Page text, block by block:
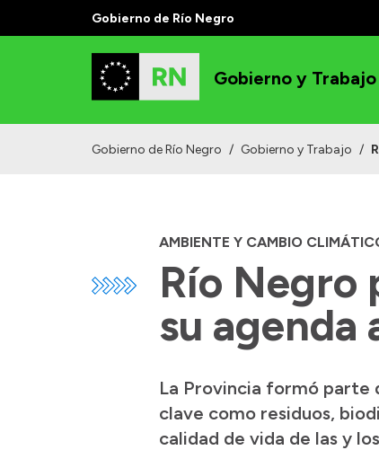
Gobierno de Río Negro
Gobierno y Trabajo
Gobierno de Río Negro / Gobierno y Trabajo /
AMBIENTE Y CAMBIO
Río Negro
su agenda
La Provincia formó parte
clave como residuos,
calidad de vida de las y